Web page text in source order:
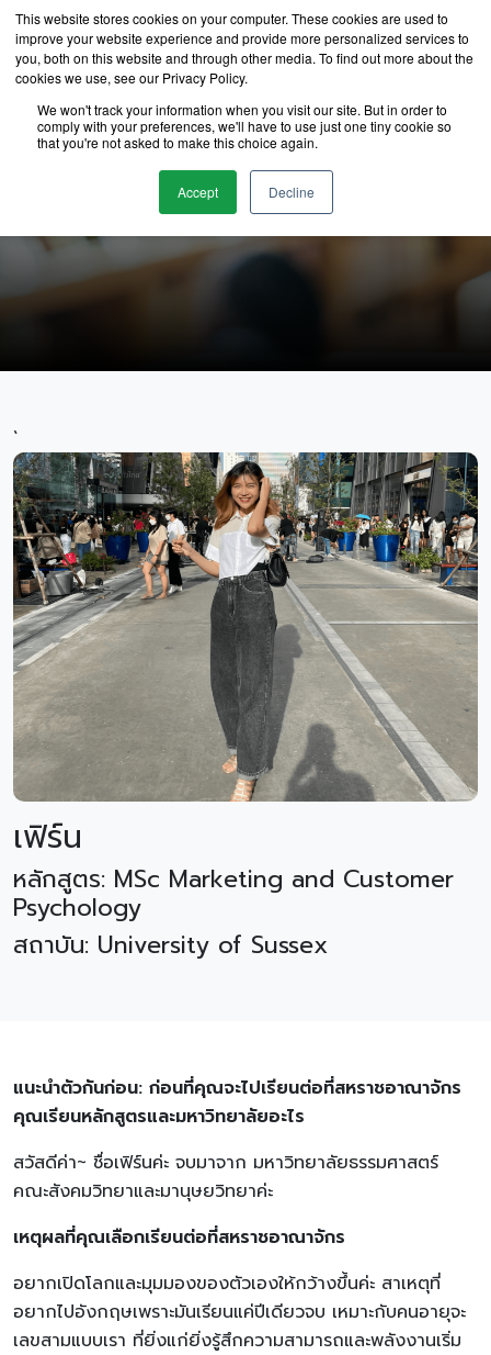
This website stores cookies on your computer. These cookies are used to
improve your website experience and provide more personalized services to
you, both on this website and through other media. To find out more about the
cookies we use, see our Privacy Policy.
We won't track your information when you visit our site. But in order to
comply with your preferences, we'll have to use just one tiny cookie so
that you're not asked to make this choice again.
Accept Decline
นักเรียนของเรา
`
เฟิร์น
หลักสูตร: MSc Marketing and Customer
Psychology
สถาบัน: University of Sussex
แนะนำตัวกันก่อน: ก่อนที่คุณจะไปเรียนต่อที่สหราชอาณาจักร
คุณเรียนหลักสูตรและมหาวิทยาลัยอะไร
สวัสดีค่า~ ชื่อเฟิร์นค่ะ จบมาจาก มหาวิทยาลัยธรรมศาสตร์
คณะสังคมวิทยาและมานุษยวิทยาค่ะ
เหตุผลที่คุณเลือกเรียนต่อที่สหราชอาณาจักร
อยากเปิดโลกและมุมมองของตัวเองให้กว้างขึ้นค่ะ สาเหตุที่
อยากไปอังกฤษเพราะมันเรียนแค่ปีเดียวจบ เหมาะกับคนอายุจะ
เลขสามแบบเรา ที่ยิ่งแก่ยิ่งรู้สึกความสามารถและพลังงานเริ่ม